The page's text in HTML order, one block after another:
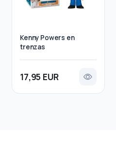
Kenny Powers en
trenzas
17,95 EUR